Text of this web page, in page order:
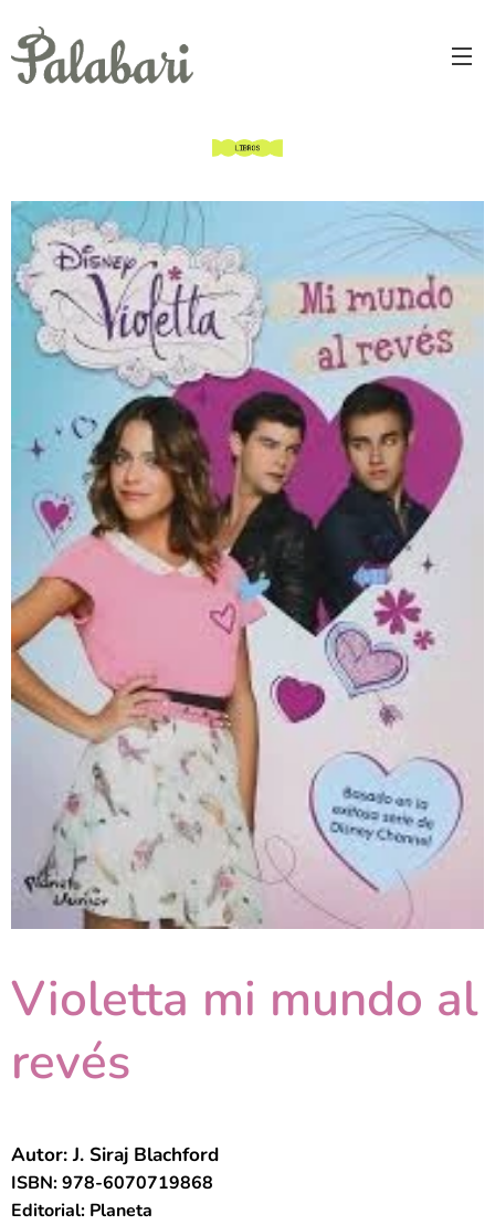
Violetta mi mundo al
revés
Autor: J. Siraj Blachford
ISBN: 978-6070719868
Editorial: Planeta